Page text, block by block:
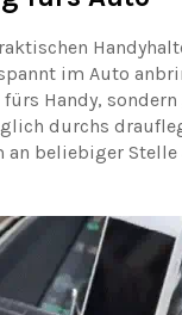
im Auto
Handy,
durchs
an beliebiger